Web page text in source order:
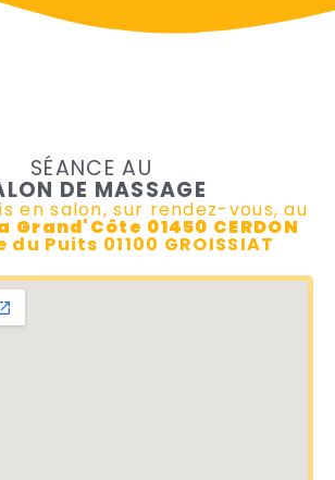
SÉANCE AU
DE MASSAGE
en salon, sur rendez-vous, au
Grand'Côte 01450 CERDON
du Puits 01100 GROISSIAT